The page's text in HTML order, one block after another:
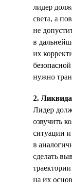
лидер
света, а
не
в
их
нужно
2.
Лидер
озвучить
ситуации и
в
сделать
на их